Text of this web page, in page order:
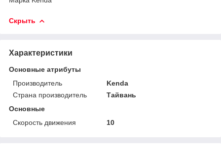
Скрыть
Характеристики
Основные атрибуты
Производитель
Kenda
Страна производитель
Тайвань
Основные
Скорость движения
10